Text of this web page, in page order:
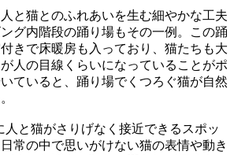
と猫とのふれあいを生む細やかな工夫
グ内階段の踊り場もその一例。この踊
きで床暖房も入っており、猫たちも大
人の目線くらいになっていることがポ
ていると、踊り場でくつろぐ猫が自然
人と猫がさりげなく接近できるスポッ
常の中で思いがけない猫の表情や動き